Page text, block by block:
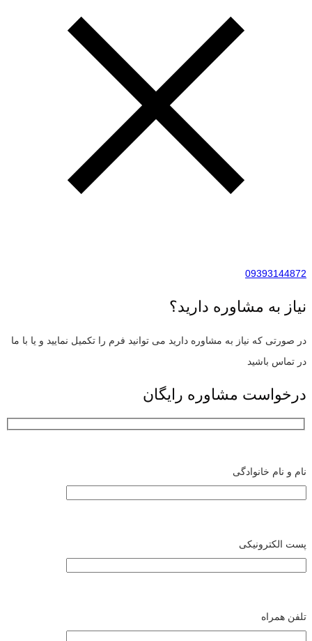
09393144872
نیاز به مشاوره دارید؟
در صورتی که نیاز به مشاوره دارید می توانید فرم را تکمیل نمایید و یا با ما
در تماس باشید
درخواست مشاوره رایگان
نام و نام خانوادگی
پست الکترونیکی
تلفن همراه